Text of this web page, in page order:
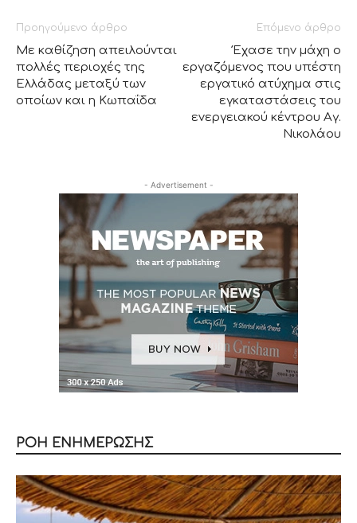
Προηγούμενο άρθρο
Με καθίζηση απειλούνται
πολλές περιοχές της
Ελλάδας μεταξύ των
οποίων και η Κωπαΐδα
Επόμενο άρθρο
Έχασε την μάχη ο
εργαζόμενος που υπέστη
εργατικό ατύχημα στις
εγκαταστάσεις του
ενεργειακού κέντρου Αγ.
Νικολάου
- Advertisement -
ΡΟΗ ΕΝΗΜΕΡΩΣΗΣ